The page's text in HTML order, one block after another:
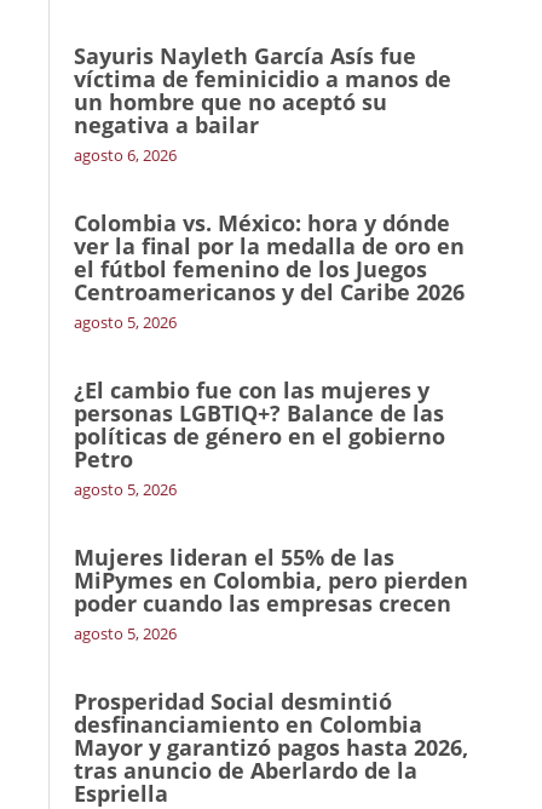
Sayuris Nayleth García Asís fue
víctima de feminicidio a manos de
un hombre que no aceptó su
negativa a bailar
agosto 6, 2026
Colombia vs. México: hora y dónde
ver la final por la medalla de oro en
el fútbol femenino de los Juegos
Centroamericanos y del Caribe 2026
agosto 5, 2026
¿El cambio fue con las mujeres y
personas LGBTIQ+? Balance de las
políticas de género en el gobierno
Petro
agosto 5, 2026
Mujeres lideran el 55% de las
MiPymes en Colombia, pero pierden
poder cuando las empresas crecen
agosto 5, 2026
Prosperidad Social desmintió
desfinanciamiento en Colombia
Mayor y garantizó pagos hasta 2026,
tras anuncio de Aberlardo de la
Espriella